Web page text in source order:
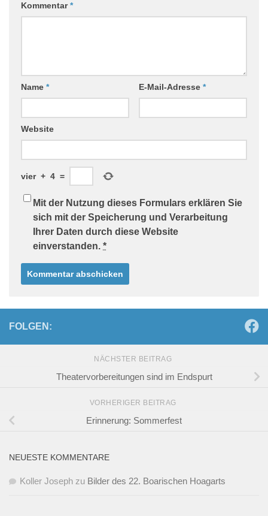
Kommentar*
Name * E-Mail-Adresse *
Website
vier + 4 =
Mit der Nutzung dieses Formulars erklären Sie
sich mit der Speicherung und Verarbeitung
Ihrer Daten durch diese Website
einverstanden. *
FOLGEN:
NÄCHSTER BEITRAG
Theatervorbereitungen sind im Endspurt
VORHERIGER BEITRAG
Erinnerung: Sommerfest
NEUESTE KOMMENTARE
Koller Joseph zu Bilder des 22. Boarischen Hoagarts